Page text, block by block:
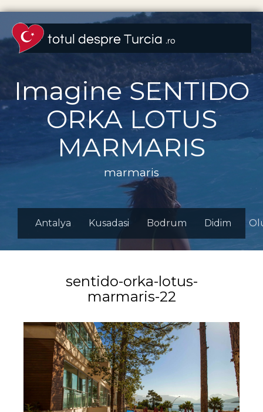
Imagine SENTIDO
ORKA LOTUS
MARMARIS
marmaris
Antalya Kusadasi Bodrum Didim
sentido-orka-lotus-
marmaris-22